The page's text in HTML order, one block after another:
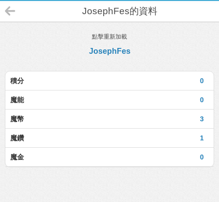
JosephFes的資料
點擊重新加載
JosephFes
0
積分
0
魔能
3
魔幣
1
魔鑽
0
魔金